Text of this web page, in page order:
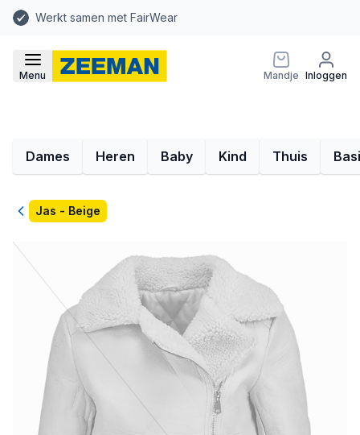
Werkt samen met FairWear
Menu Mandje Inloggen
Dames Heren Baby Kind Thuis
TerugJas - Beige